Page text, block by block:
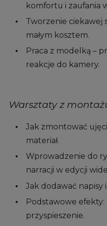
komfortu i zaufania
Tworzenie ciekawej
małym kosztem.
Praca z modelką –
reakcje do kamery.
Warsztaty z
Jak zmontować
materiał.
Wprowadzenie do
narracji w edycji
Jak dodawać napisy
Podstawowe
przyspieszenie.